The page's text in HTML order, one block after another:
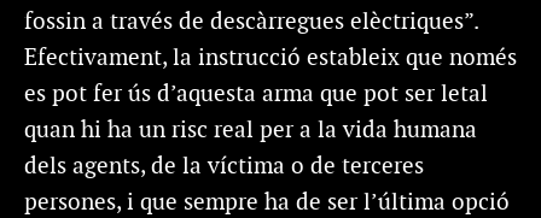
fossin a través de descàrregues elèctriques”.
Efectivament, la instrucció estableix que només
es pot fer ús d’aquesta arma que pot ser letal
quan hi ha un risc real per a la vida humana
dels agents, de la víctima o de terceres
persones, i que sempre ha de ser l’última opció